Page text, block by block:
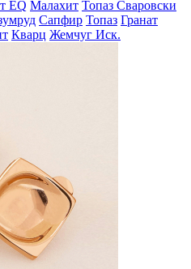
EQ Малахит Топаз Сваровски
Сапфир Топаз Гранат
Кварц Жемчуг Иск.